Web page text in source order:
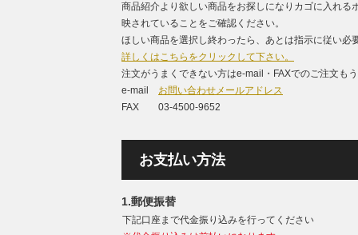
商品紹介より欲しい商品をお探しになりカゴに入れる
映されていることをご確認ください。
ほしい商品を選択し終わったら、あとは指示に従い必
詳しくはこちらをクリックして下さい。
注文がうまくできない方はe-mail・FAXでのご注文も
e-mail お問い合わせメールアドレス
FAX 03-4500-9652
お支払い方法
1.郵便振替
下記口座まで代金振り込みを行ってください